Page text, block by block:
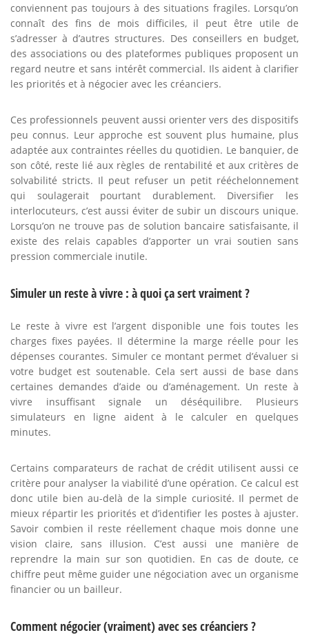
conviennent pas toujours à des situations fragiles. Lorsqu’on
connaît des fins de mois difficiles, il peut être utile de
s’adresser à d’autres structures. Des conseillers en budget,
des associations ou des plateformes publiques proposent un
regard neutre et sans intérêt commercial. Ils aident à clarifier
les priorités et à négocier avec les créanciers.
Ces professionnels peuvent aussi orienter vers des dispositifs
peu connus. Leur approche est souvent plus humaine, plus
adaptée aux contraintes réelles du quotidien. Le banquier, de
son côté, reste lié aux règles de rentabilité et aux critères de
solvabilité stricts. Il peut refuser un petit rééchelonnement
qui soulagerait pourtant durablement. Diversifier les
interlocuteurs, c’est aussi éviter de subir un discours unique.
Lorsqu’on ne trouve pas de solution bancaire satisfaisante, il
existe des relais capables d’apporter un vrai soutien sans
pression commerciale inutile.
Simuler un reste à vivre : à quoi ça sert vraiment ?
Le reste à vivre est l’argent disponible une fois toutes les
charges fixes payées. Il détermine la marge réelle pour les
dépenses courantes. Simuler ce montant permet d’évaluer si
votre budget est soutenable. Cela sert aussi de base dans
certaines demandes d’aide ou d’aménagement. Un reste à
vivre insuffisant signale un déséquilibre. Plusieurs
simulateurs en ligne aident à le calculer en quelques
minutes.
Certains comparateurs de rachat de crédit utilisent aussi ce
critère pour analyser la viabilité d’une opération. Ce calcul est
donc utile bien au-delà de la simple curiosité. Il permet de
mieux répartir les priorités et d’identifier les postes à ajuster.
Savoir combien il reste réellement chaque mois donne une
vision claire, sans illusion. C’est aussi une manière de
reprendre la main sur son quotidien. En cas de doute, ce
chiffre peut même guider une négociation avec un organisme
financier ou un bailleur.
Comment négocier (vraiment) avec ses créanciers ?